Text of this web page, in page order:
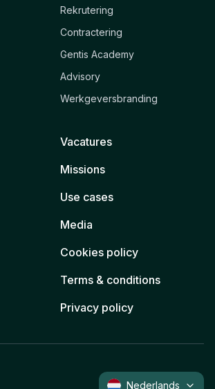
Rekrutering
Contractering
Gentis Academy
Advisory
Werkgeversbranding
Vacatures
Missions
Use cases
Media
Cookies policy
Terms & conditions
Privacy policy
Nederlands